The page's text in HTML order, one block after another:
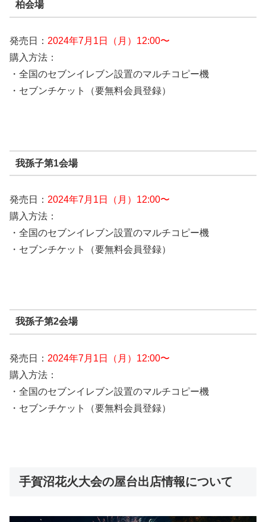
柏会場
発売日： 2024年7月1日（月）12:00〜
購入方法：
・全国のセブンイレブン設置のマルチコピー機
・セブンチケット（要無料会員登録）
我孫子第1会場
発売日： 2024年7月1日（月）12:00〜
購入方法：
・全国のセブンイレブン設置のマルチコピー機
・セブンチケット（要無料会員登録）
我孫子第2会場
発売日： 2024年7月1日（月）12:00〜
購入方法：
・全国のセブンイレブン設置のマルチコピー機
・セブンチケット（要無料会員登録）
手賀沼花火大会の屋台出店情報について